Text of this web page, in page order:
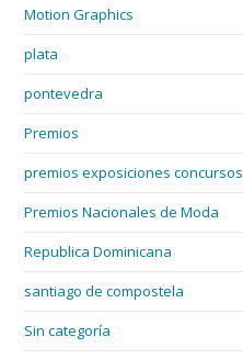
Motion Graphics
plata
pontevedra
Premios
premios exposiciones concursos
Premios Nacionales de Moda
Republica Dominicana
santiago de compostela
Sin categoría